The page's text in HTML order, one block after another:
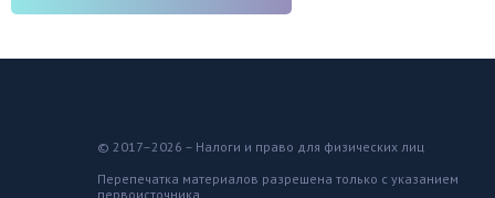
© 2017–2026 – Налоги и право для физических лиц
Перепечатка материалов разрешена только с указанием
первоисточника